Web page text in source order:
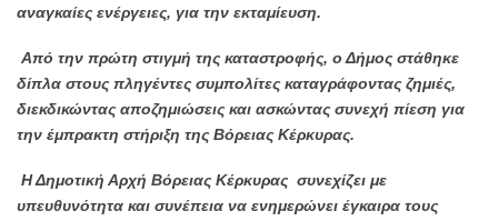
αναγκαίες ενέργειες, για την εκταμίευση.
Από την πρώτη στιγμή της καταστροφής, ο Δήμος στάθηκε
δίπλα στους πληγέντες συμπολίτες καταγράφοντας ζημιές,
διεκδικώντας αποζημιώσεις και ασκώντας συνεχή πίεση για
την έμπρακτη στήριξη της Βόρειας Κέρκυρας.
Η Δημοτική Αρχή Βόρειας Κέρκυρας συνεχίζει με
υπευθυνότητα και συνέπεια να ενημερώνει έγκαιρα τους